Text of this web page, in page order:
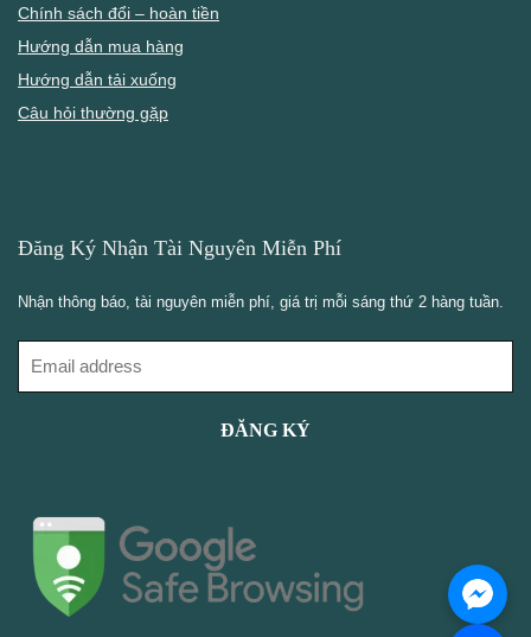
Chính sách đổi – hoàn tiền
Hướng dẫn mua hàng
Hướng dẫn tải xuống
Câu hỏi thường gặp
Đăng Ký Nhận Tài Nguyên Miễn Phí
Nhận thông báo, tài nguyên miễn phí, giá trị mỗi sáng thứ 2 hàng tuần.